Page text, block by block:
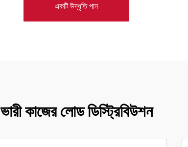
একটি উদ্ধৃতি পান
ভারী কাজের লোড ডিস্ট্রিবিউশন